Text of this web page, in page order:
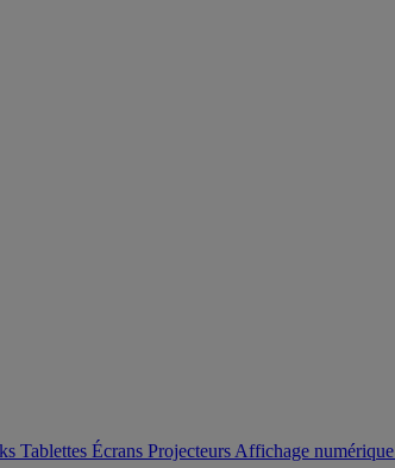
Tablettes Écrans Projecteurs Affichage numérique